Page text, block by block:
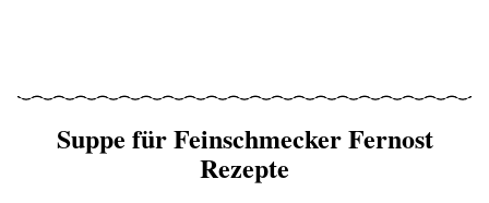
Suppe für Feinschmecker Fernost
Rezepte